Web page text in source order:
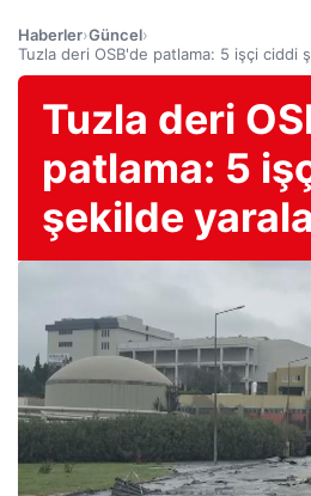
Haberler›Güncel›
Tuzla deri OSB'de patlama: 5 işçi ciddi
Tuzla deri
patlama: 5
şekilde